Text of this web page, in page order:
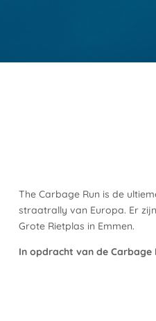
The Carbage Run is de
straatrally van Europa. Er
Grote Rietplas in Emmen.
In opdracht van de